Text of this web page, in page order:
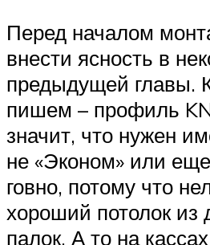
Перед началом
внести ясность в
предыдущей главы.
пишем – профиль
значит, что нужен
не «Эконом» или
говно, потому что
хороший потолок из
палок. А то на